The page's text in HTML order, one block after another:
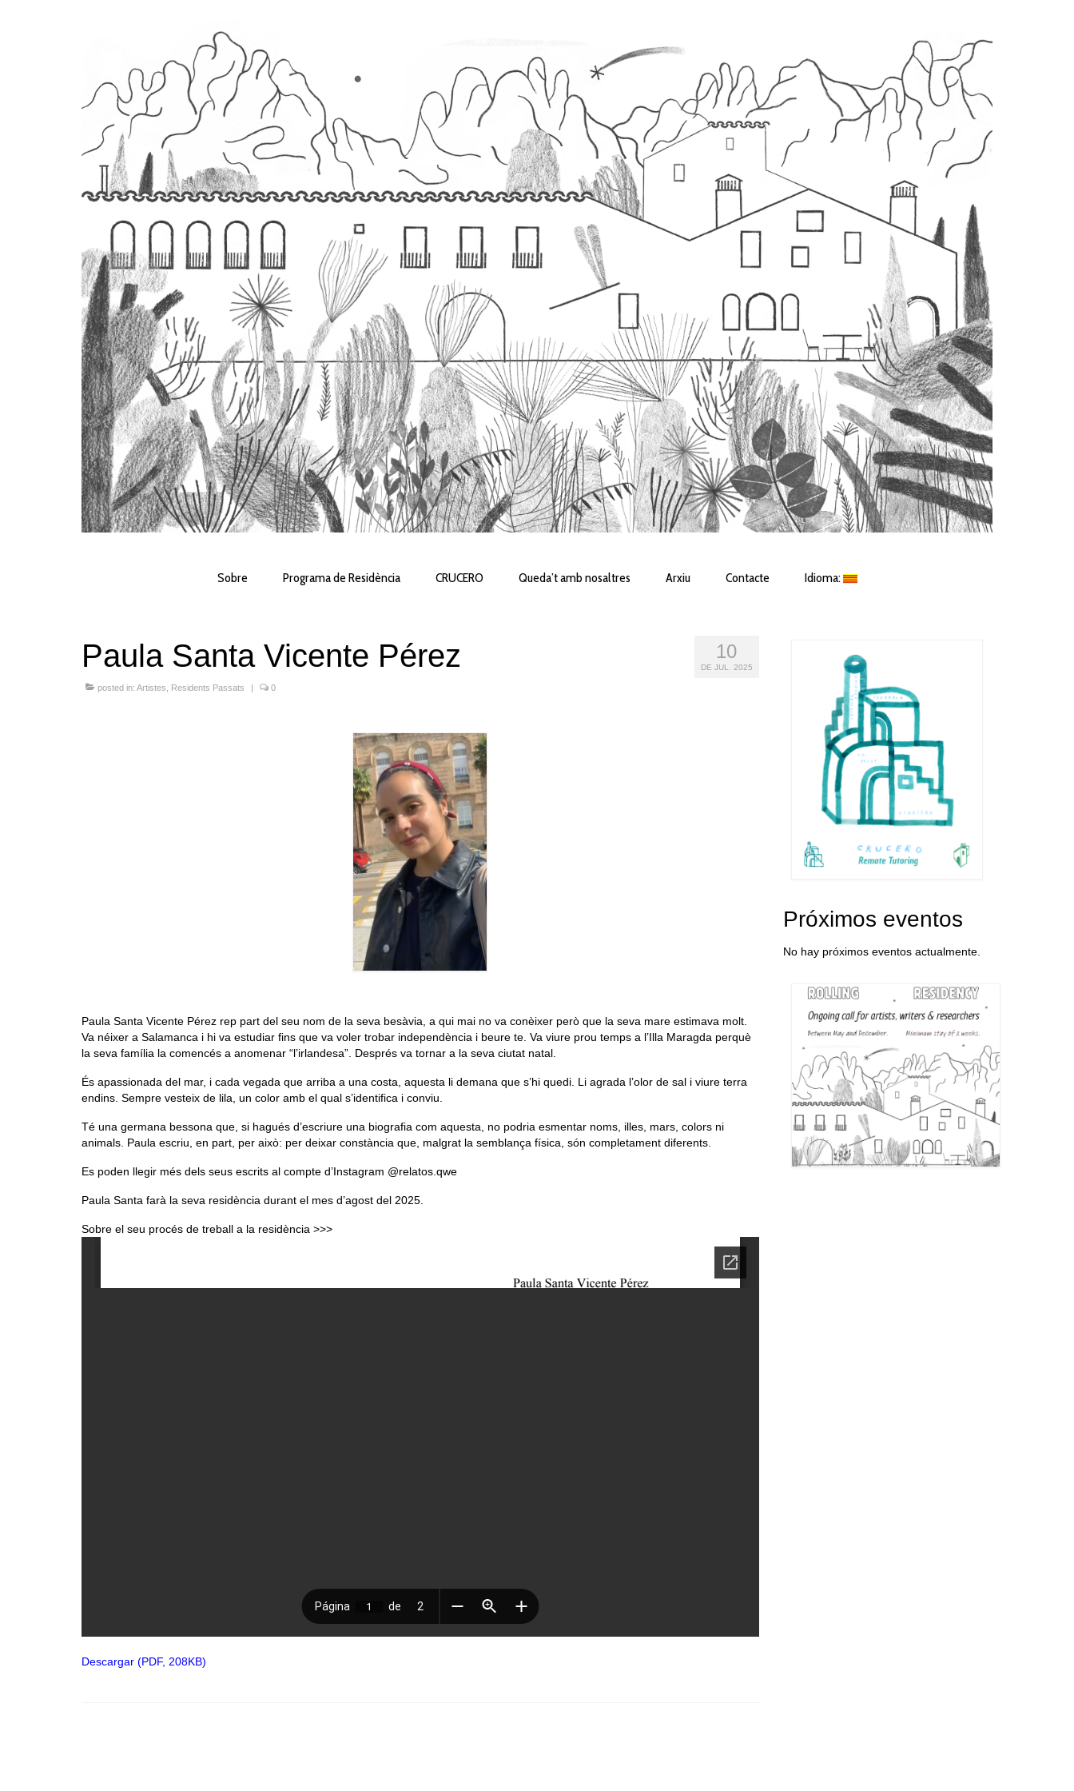
Sobre Programa de Residència CRUCERO Queda’t amb nosaltres Arxiu Contacte Idioma:
10
DE JUL. 2025
Paula Santa Vicente Pérez
posted in: Artistes Residents Passats 0
Paula Santa Vicente Pérez rep part del seu nom de la seva besàvia, a qui mai no va conèixer però que la seva mare estimava molt.
Va néixer a Salamanca i hi va estudiar fins que va voler trobar independència i beure te. Va viure prou temps a l’Illa Maragda perquè
la seva família la comencés a anomenar “l’irlandesa”. Després va tornar a la seva ciutat natal.
És apassionada del mar, i cada vegada que arriba a una costa, aquesta li demana que s’hi quedi. Li agrada l’olor de sal i viure terra
endins. Sempre vesteix de lila, un color amb el qual s’identifica i conviu.
Té una germana bessona que, si hagués d’escriure una biografia com aquesta, no podria esmentar noms, illes, mars, colors ni
animals. Paula escriu, en part, per això: per deixar constància que, malgrat la semblança física, són completament diferents.
Es poden llegir més dels seus escrits al compte d’Instagram @relatos.qwe
Paula Santa farà la seva residència durant el mes d’agost del 2025.
Sobre el seu procés de treball a la residència >>>
Descargar (PDF, 208KB)
Próximos eventos
No hay próximos eventos actualmente.